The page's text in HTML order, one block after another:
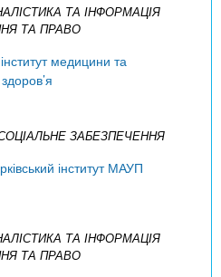
ТА ІНФОРМАЦІЯ
ТА ПРАВО
медицини та
ЗАБЕЗПЕЧЕННЯ
інститут МАУП
ТА ІНФОРМАЦІЯ
ТА ПРАВО